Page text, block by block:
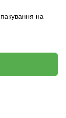
на